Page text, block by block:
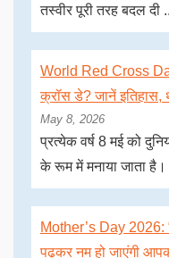
तस्वीर पूरी तरह बदल दी
World Red Cross
क्रॉस डे? जानें इतिहास,
May 8, 2026
प्रत्येक वर्ष 8 मई को
के रूम में मनाया जाता
Mother’s Day 2026:
पढ़कर नम हो जाएंगी